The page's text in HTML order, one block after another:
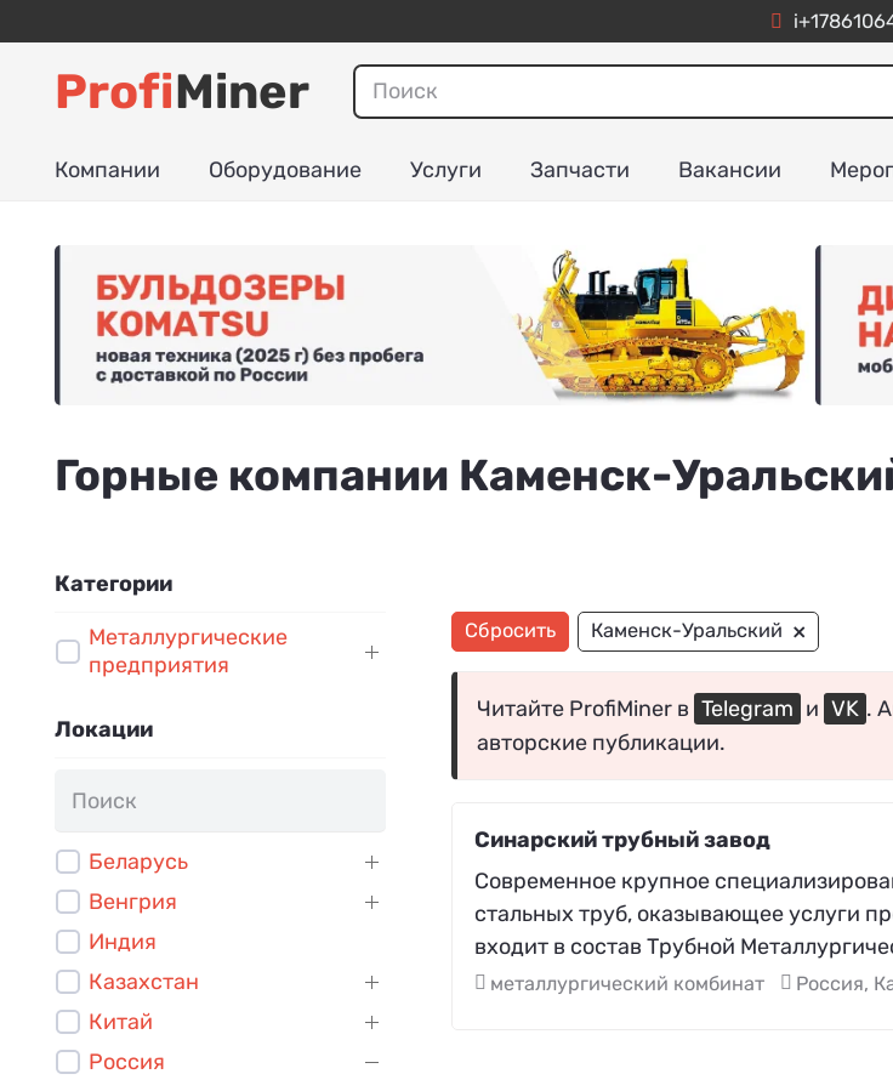
ProfiMiner
Компании Оборудование Услуги Запчасти Вакансии
Горные компании Каменск-
Категории
Металлургические
предприятия
Локации
Беларусь
Венгрия
Индия
Казахстан
Китай
Россия
Сбросить Каменск-Уральский ×
Читайте ProfiMiner в Telegram и VK .
авторские публикации.
Синарский трубный завод
Cовременное крупное
стальных труб, оказывающее услуги
входит в состав Трубной
металлургический комбинат Россия,